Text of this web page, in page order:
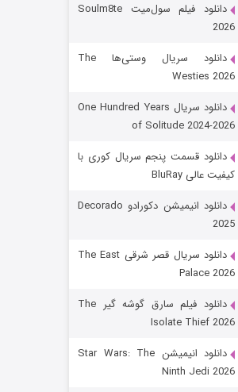
قسمت
باب اسفنجی فصل ۱۷
قسمت
دانلود فیلم سول‌میت Soulm8te
2026
دانلود سریال وستی‌ها The
Westies 2026
دانلود سریال One Hundred Years
of Solitude 2024-2026
دانلود قسمت پنجم سریال کوری با
کیفیت عالی BluRay
دانلود انیمیشن دکورادو Decorado
2025
دانلود سریال قصر شرقی The East
Palace 2026
دانلود فیلم سارق گوشه گیر The
Isolate Thief 2026
دانلود انیمیشن Star Wars: The
Ninth Jedi 2026